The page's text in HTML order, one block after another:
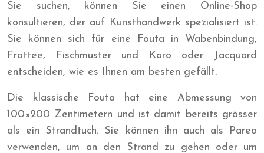
Sie suchen, können Sie einen Online-Shop
konsultieren, der auf Kunsthandwerk spezialisiert ist.
Sie können sich für eine Fouta in Wabenbindung,
Frottee, Fischmuster und Karo oder Jacquard
entscheiden, wie es Ihnen am besten gefällt.
Die klassische Fouta hat eine Abmessung von
100×200 Zentimetern und ist damit bereits grösser
als ein Strandtuch. Sie können ihn auch als Pareo
verwenden, um an den Strand zu gehen oder um